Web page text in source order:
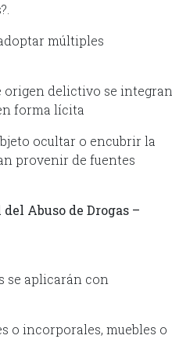
múltiples
origen delictivo se integran
forma lícita
ocultar o encubrir la
provenir de fuentes
Abuso de Drogas –
se aplicarán con
reglamento:
o incorporales, muebles o